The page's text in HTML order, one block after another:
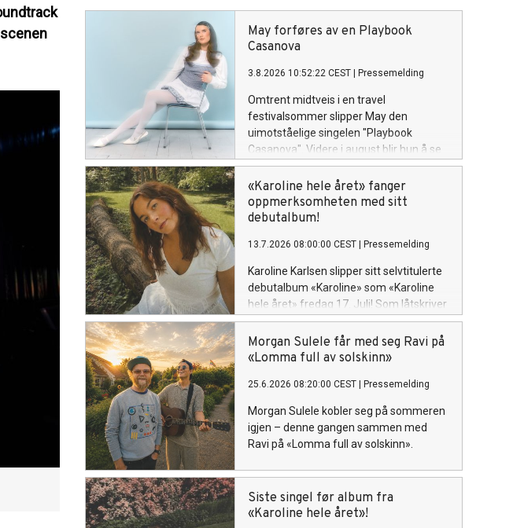
May forføres av en Playbook
Casanova
3.8.2026 10:52:22 CEST Pressemelding
Omtrent midtveis i en travel
festivalsommer slipper May den
uimotståelige singelen "Playbook
Casanova". Videre i august blir hun å se
på Øyafestivalen i Oslo (14),
Bakgårdsfestivalen i Harstad (15),
Ypsilon i Drammen (22) og Rakettnatt i
Tromsø (28). Og 5. september avslutter
Ålesund.
«Karoline hele året» fanger
oppmerksomheten med sitt
debutalbum!
13.7.2026 08:00:00 CEST Pressemelding
Karoline Karlsen slipper sitt selvtitulerte
debutalbum «Karoline» som «Karoline
hele året» fredag 17. Juli! Som låtskriver
og vokalist, kjent fra det kritikerroste
bandet «Klossmajor» tar hun nå for alvor
sin plass som soloartist. Lytteren
univers fullt av varme, humor og
Morgan Sulele får med seg Ravi på
«Lomma full av solskinn»
25.6.2026 08:20:00 CEST Pressemelding
Morgan Sulele kobler seg på sommeren
igjen – denne gangen sammen med
Ravi på «Lomma full av solskinn».
Siste singel før album fra
«Karoline hele året»!